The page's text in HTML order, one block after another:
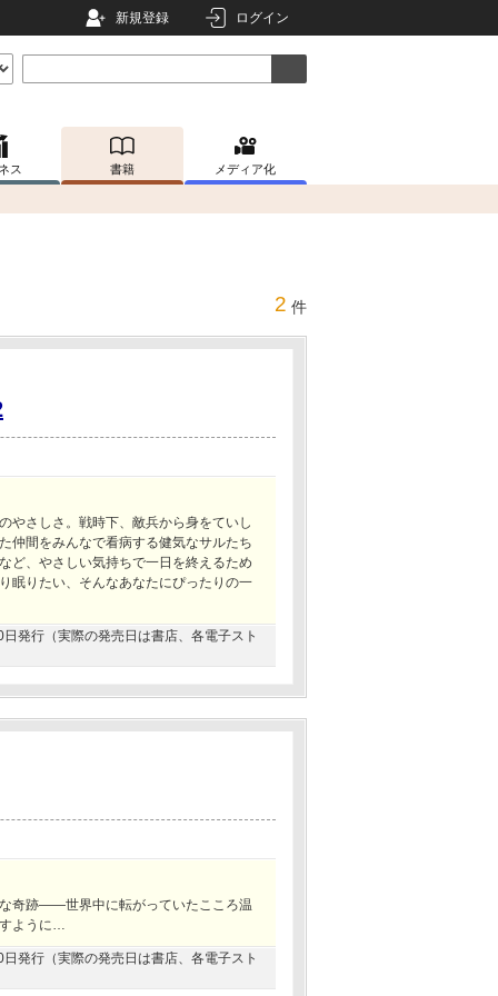
新規登録 ログイン
ス 書籍 メディア化
2 件
やさしさ。戦時下、敵兵から身をていし
仲間をみんなで看病する健気なサルたち
、やさしい気持ちで一日を終えるため
眠りたい、そんなあなたにぴったりの一
発行（実際の発売日は書店、各電子スト
奇跡――世界中に転がっていたこころ温
ように…
発行（実際の発売日は書店、各電子スト